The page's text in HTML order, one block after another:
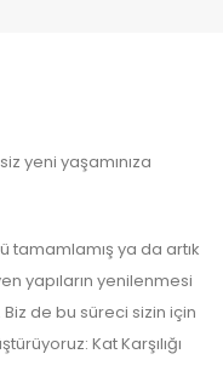
yeni yaşamınıza
tamamlamış ya da artık
yapıların yenilenmesi
de bu süreci sizin için
Kat Karşılığı